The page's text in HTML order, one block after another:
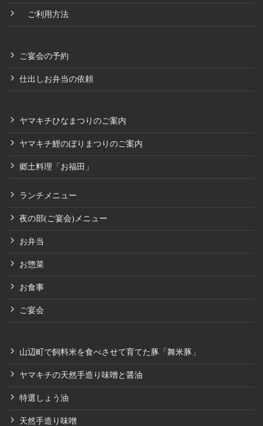
ご利用方法
ご宴会の予約
仕出しお弁当の依頼
ヤマキチひなまつりのご案内
ヤマキチ鯉のぼりまつりのご案内
郷土料理「お福田」
ランチメニュー
夜の部(ご宴会)メニュー
お弁当
お惣菜
お食事
ご宴会
山辺町で飼料米を食べさせて育てた豚「舞米豚」
ヤマキチの天然手造り味噌と醤油
特選しょう油
天然手造り味噌